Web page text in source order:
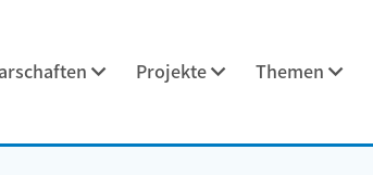
Projekte Themen